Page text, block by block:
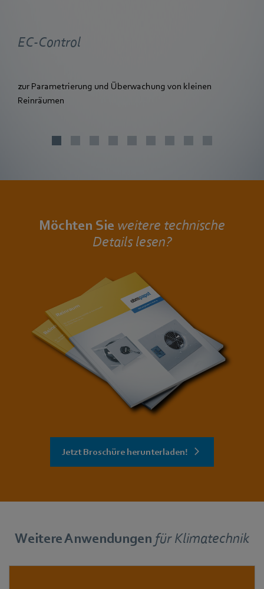
EC-Control
zur Parametrierung und Überwachung von kleinen
Reinräumen
Möchten Sie weitere technische
Details lesen?
Jetzt Broschüre herunterladen!
Weitere Anwendungen fürKlimatechnik